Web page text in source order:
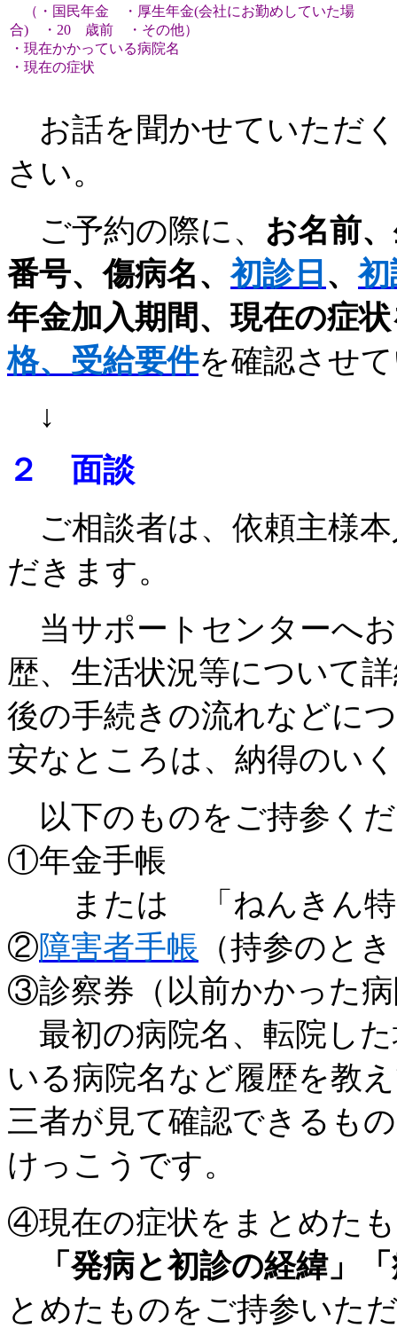
（・国民年金 ・厚生年金(会社にお勤めしていた場
合) ・20 歳前 ・その他）
・現在かかっている病院名
・現在の症状
お話を聞かせていただ
さい。
ご予約の際に、 お名前
番号、傷病名、初診日 、
年金加入期間、現在の症
格、受給要件を確認させ
↓
２ 面談
ご相談者は、依頼主様
だきます。
当サポートセンターへ
歴、生活状況等について
後の手続きの流れなどに
安なところは、納得のい
以下のものをご持参く
①年金手帳
または 「ねんきん特
②障害者手帳 （持参のと
③診察券（以前かかった
最初の病院名、転院し
いる病院名など履歴を教
三者が見て確認できるも
けっこうです。
④現在の症状をまとめた
「発病と初診の経緯」
とめたものをご持参いた